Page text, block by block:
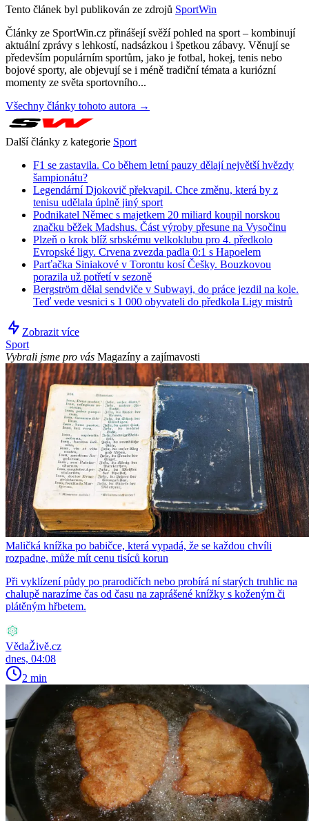
Tento článek byl publikován ze zdrojů SportWin
Články ze SportWin.cz přinášejí svěží pohled na sport – kombinují
aktuální zprávy s lehkostí, nadsázkou i špetkou zábavy. Věnují se
především populárním sportům, jako je fotbal, hokej, tenis nebo
bojové sporty, ale objevují se i méně tradiční témata a kuriózní
momenty ze světa sportovního...
Všechny články tohoto autora →
Další články z kategorie Sport
F1 se zastavila. Co během letní pauzy dělají největší hvězdy
šampionátu?
Legendární Djokovič překvapil. Chce změnu, která by z
tenisu udělala úplně jiný sport
Podnikatel Němec s majetkem 20 miliard koupil norskou
značku běžek Madshus. Část výroby přesune na Vysočinu
Plzeň o krok blíž srbskému velkoklubu pro 4. předkolo
Evropské ligy. Crvena zvezda padla 0:1 s Hapoelem
Parťačka Siniakové v Torontu kosí Češky. Bouzkovou
porazila už potřetí v sezoně
Bergström dělal sendviče v Subwayi, do práce jezdil na kole.
Teď vede vesnici s 1 000 obyvateli do předkola Ligy mistrů
Zobrazit více
Sport
Vybrali jsme pro vás Magazíny a zajímavosti
Maličká knížka po babičce, která vypadá, že se každou chvíli
rozpadne, může mít cenu tisíců korun
Při vyklízení půdy po prarodičích nebo probírá ní starých truhlic na
chalupě narazíme čas od času na zaprášené knížky s koženým či
plátěným hřbetem.
VědaŽivě.cz
dnes, 04:08
2 min